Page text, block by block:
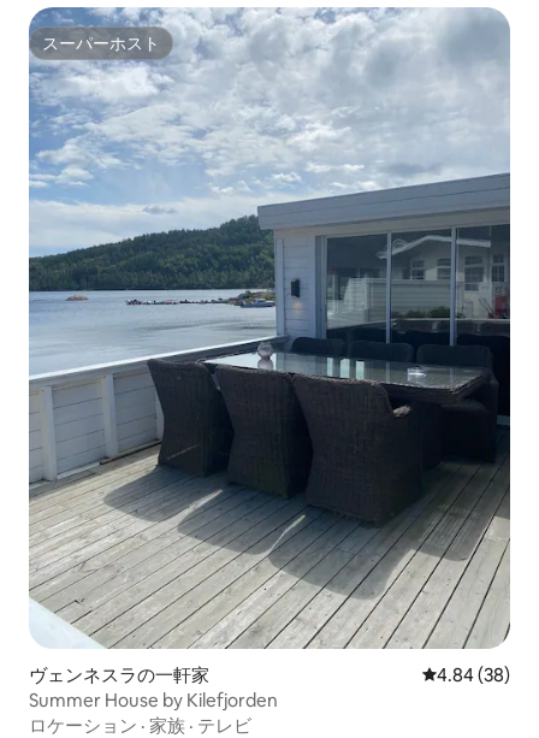
スーパーホスト
スーパーホスト
ヴェンネスラの一軒家 レビュー38
4.84 (38)
Summer House by Kilefjorden
ロケーション · 家族 · テレビ